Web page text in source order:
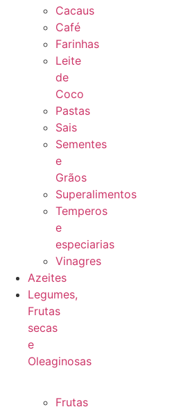
Cacaus
Café
Farinhas
Leite
de
Coco
Pastas
Sais
Sementes
e
Grãos
Superalimentos
Temperos
e
especiarias
Vinagres
Azeites
Legumes,
Frutas
secas
e
Oleaginosas
Frutas